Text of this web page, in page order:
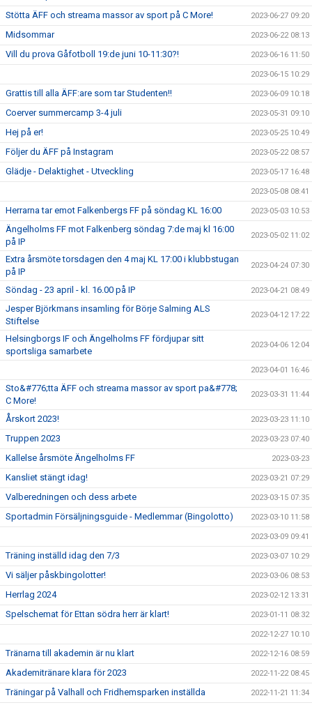
Stötta ÄFF och streama massor av sport på C More! 2023-06-27 09:20
Midsommar 2023-06-22 08:13
Vill du prova Gåfotboll 19:de juni 10-11:30?! 2023-06-16 11:50
2023-06-15 10:29
Grattis till alla ÄFF:are som tar Studenten!! 2023-06-09 10:18
Coerver summercamp 3-4 juli 2023-05-31 09:10
Hej på er! 2023-05-25 10:49
Följer du ÄFF på Instagram 2023-05-22 08:57
Glädje - Delaktighet - Utveckling 2023-05-17 16:48
2023-05-08 08:41
Herrarna tar emot Falkenbergs FF på söndag KL 16:00 2023-05-03 10:53
Ängelholms FF mot Falkenberg söndag 7:de maj kl 16:00
på IP
2023-05-02 11:02
Extra årsmöte torsdagen den 4 maj KL 17:00 i klubbstugan
på IP
2023-04-24 07:30
Söndag - 23 april - kl. 16.00 på IP 2023-04-21 08:49
Jesper Björkmans insamling för Börje Salming ALS
Stiftelse
2023-04-12 17:22
Helsingborgs IF och Ängelholms FF fördjupar sitt
sportsliga samarbete
2023-04-06 12:04
2023-04-01 16:46
Sto&#776;tta ÄFF och streama massor av sport pa&#778;
C More!
2023-03-31 11:44
Årskort 2023! 2023-03-23 11:10
Truppen 2023 2023-03-23 07:40
Kallelse årsmöte Ängelholms FF 2023-03-23
Kansliet stängt idag! 2023-03-21 07:29
Valberedningen och dess arbete 2023-03-15 07:35
Sportadmin Försäljningsguide - Medlemmar (Bingolotto) 2023-03-10 11:58
2023-03-09 09:41
Träning inställd idag den 7/3 2023-03-07 10:29
Vi säljer påskbingolotter! 2023-03-06 08:53
Herrlag 2024 2023-02-12 13:31
Spelschemat för Ettan södra herr är klart! 2023-01-11 08:32
2022-12-27 10:10
Tränarna till akademin är nu klart 2022-12-16 08:59
Akademitränare klara för 2023 2022-11-22 08:45
Träningar på Valhall och Fridhemsparken inställda 2022-11-21 11:34